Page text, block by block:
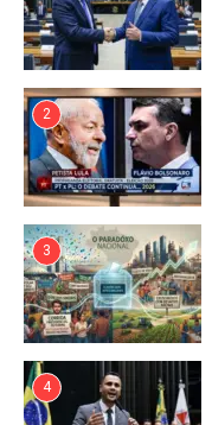
Marcado: agu inss
2
3
4